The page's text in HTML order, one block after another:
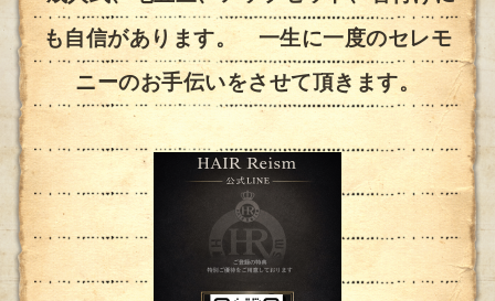
も自信があります。 一生に一度のセレモ
ニーのお手伝いをさせて頂きます。